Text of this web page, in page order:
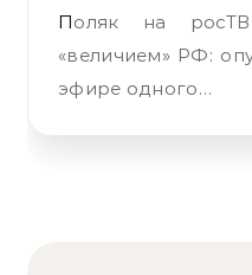
Поляк на росТВ поглумился над
«величием» РФ:
эфире одного…